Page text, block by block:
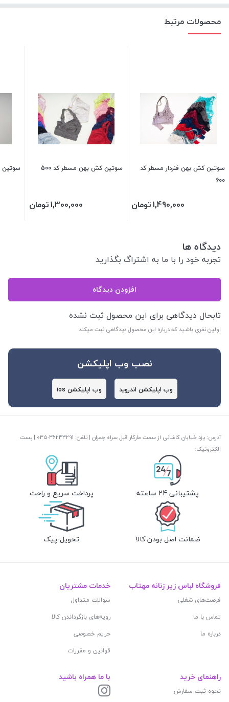
محصولات مرتبط
سوتین کش بهن فنردار مسطر کد
600
1,490,000تومان
سوتین کش بهن مسطر کد 500
1,300,000تومان
سوتین
دیدگاه ها
تجربه خود را با ما به اشتراگ بگذارید
افزودن دیدگاه
تابحال دیدگاهی برای این محصول ثبت نشده
اولین نفری باشید که درباره این محصول دیدگاهی ثبت میکند
نصب وب اپلیکشن
وب اپلیکشن اندروید وب اپلیکشن ios
آدرس: یزد خیابان کاشانی از سمت مارکار قبل سراه چمران | تلفن: ‎035-36243291 | پست
الکترونیک:
پشتیبانی 24 ساعته پرداخت سریع و راحت
ضمانت اصل بودن کالا تحویل-پیک
فروشگاه لباس زیر زنانه مهتاب
فرصت‌های شغلی
تماس با ما
درباره ما
خدمات مشتریان
سوالات متداول
رویه‌های بازگرداندن کالا
حریم خصوصی
قوانین و مقررات
راهنمای خرید
نحوه ثبت سفارش
با ما همراه باشید